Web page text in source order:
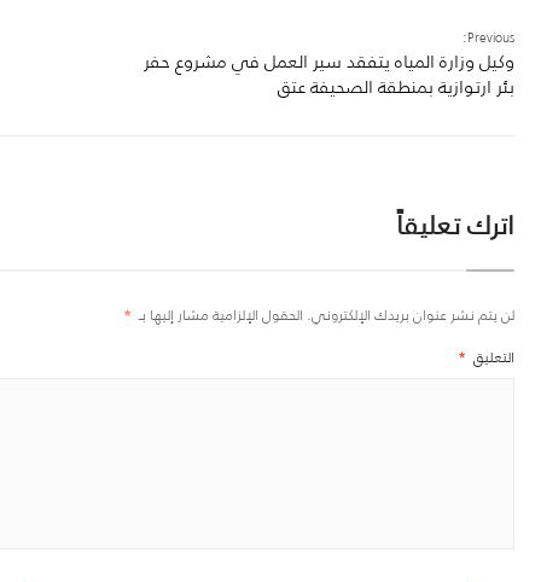
Previous:
وكيل وزارة المياه يتفقد سير العمل في مشروع حفر
بئر ارتوازية بمنطقة الصحيفة عتق
اترك تعليقاً
لن يتم نشر عنوان بريدك الإلكتروني. الحقول الإلزامية مشار إليها بـ *
التعليق *